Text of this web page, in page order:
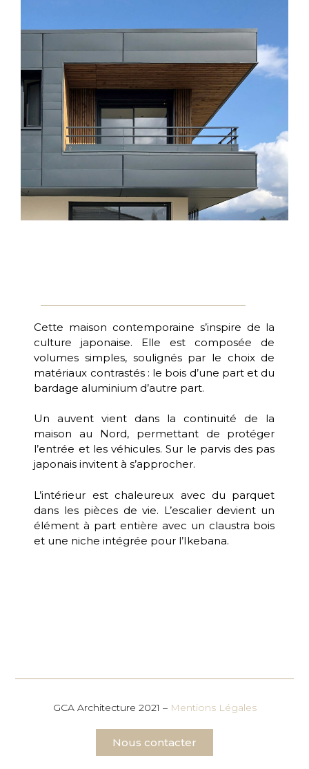
Cette maison contemporaine s’inspire de la
culture japonaise. Elle est composée de
volumes simples, soulignés par le choix de
matériaux contrastés : le bois d’une part et du
bardage aluminium d’autre part.
Un auvent vient dans la continuité de la
maison au Nord, permettant de protéger
l’entrée et les véhicules. Sur le parvis des pas
japonais invitent à s’approcher.
L’intérieur est chaleureux avec du parquet
dans les pièces de vie. L’escalier devient un
élément à part entière avec un claustra bois
et une niche intégrée pour l’Ikebana.
GCA Architecture 2021 – Mentions Légales
Nous contacter